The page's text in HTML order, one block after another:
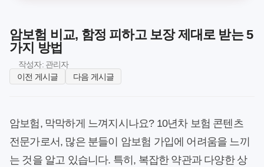
암보험 비교, 함정 피하고 보장 제대로 받는 5
가지 방법
작성자: 관리자
이전 게시글
다음 게시글
암보험, 막막하게 느껴지시나요? 10년차 보험 콘텐츠
전문가로서, 많은 분들이 암보험 가입에 어려움을 느끼
는 것을 알고 있습니다. 특히, 복잡한 약관과 다양한 상